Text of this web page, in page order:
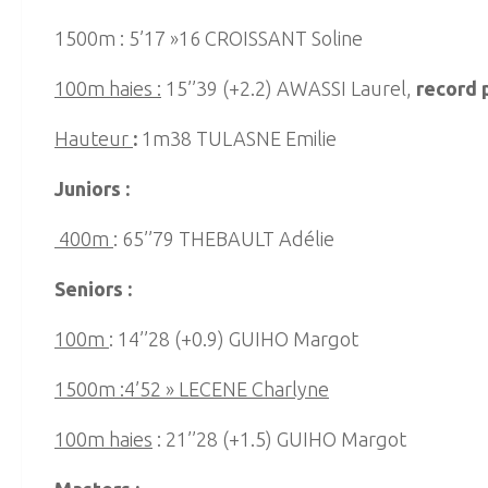
1500m : 5’17 »16 CROISSANT Soline
100m haies : 15’’39 (+2.2) AWASSI Laurel, record
Hauteur : 1m38 TULASNE Emilie
Juniors :
400m : 65’’79 THEBAULT Adélie
Seniors :
100m : 14’’28 (+0.9) GUIHO Margot
1500m :4’52 » LECENE Charlyne
100m haies : 21’’28 (+1.5) GUIHO Margot